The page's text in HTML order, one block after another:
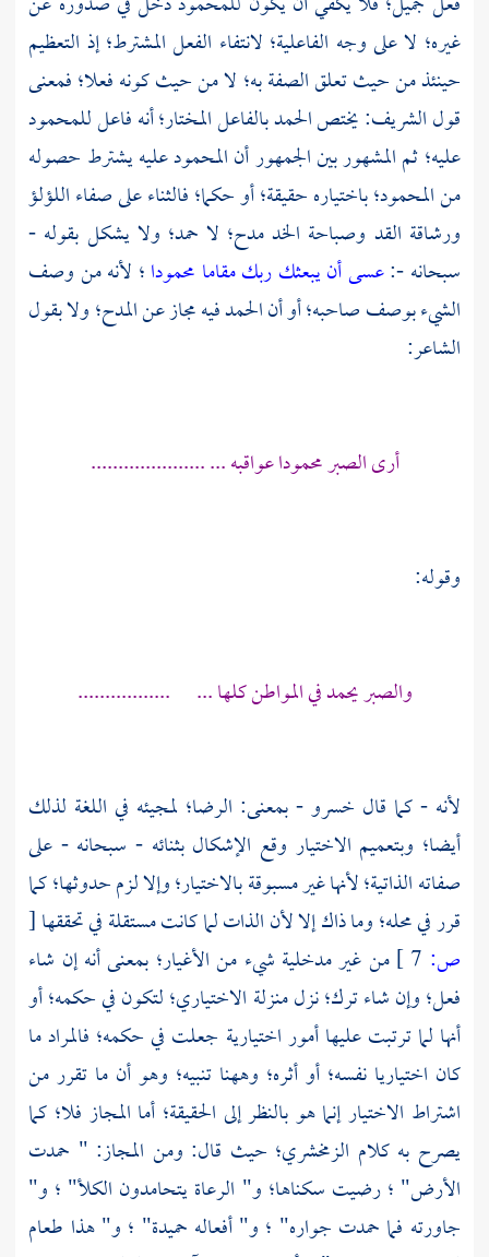
غيره؛ لا على وجه الفاعلية؛ لانتفاء الفعل المشترط؛ إذ التعظيم
حينئذ من حيث تعلق الصفة به؛ لا من حيث كونه فعلا؛ فمعنى
قول الشريف: يختص الحمد بالفاعل المختار؛ أنه فاعل للمحمود
عليه؛ ثم المشهور بين الجمهور أن المحمود عليه يشترط حصوله
من المحمود؛ باختياره حقيقة؛ أو حكما؛ فالثناء على صفاء اللؤلؤ
ورشاقة القد وصباحة الخد مدح؛ لا حمد؛ ولا يشكل بقوله -
سبحانه -:عسى أن يبعثك ربك مقاما محمودا؛ لأنه من وصف
الشيء بوصف صاحبه؛ أو أن الحمد فيه مجاز عن المدح؛ ولا بقول
الشاعر:
أرى الصبر محمودا عواقبه ... .....................
وقوله:
والصبر يحمد في المواطن كلها ... .................
لأنه - كما قال خسرو- بمعنى: الرضا؛ لمجيئه في اللغة لذلك
أيضا؛ وبتعميم الاختيار وقع الإشكال بثنائه - سبحانه - على
صفاته الذاتية؛ لأنها غير مسبوقة بالاختيار؛ وإلا لزم حدوثها؛ كما
قرر في محله؛ وما ذاك إلا لأن الذات لما كانت مستقلة في تحققها[
ص:
من غير مدخلية شيء من الأغيار؛ بمعنى أنه إن شاء
فعل؛ وإن شاء ترك؛ نزل منزلة الاختياري؛ لتكون في حكمه؛ أو
أنها لما ترتبت عليها أمور اختيارية جعلت في حكمه؛ فالمراد ما
كان اختياريا نفسه؛ أو أثره؛ وههنا تنبيه؛ وهو أن ما تقرر من
اشتراط الاختيار إنما هو بالنظر إلى الحقيقة؛ أما المجاز فلا؛ كما
يصرح به كلام الزمخشري؛ حيث قال: ومن المجاز: " حمدت
الأرض" ؛ رضيت سكناها؛ و" الرعاة يتحامدون الكلأ" ؛ و"
جاورته فما حمدت جواره" ؛ و" أفعاله حميدة" ؛ و" هذا طعام